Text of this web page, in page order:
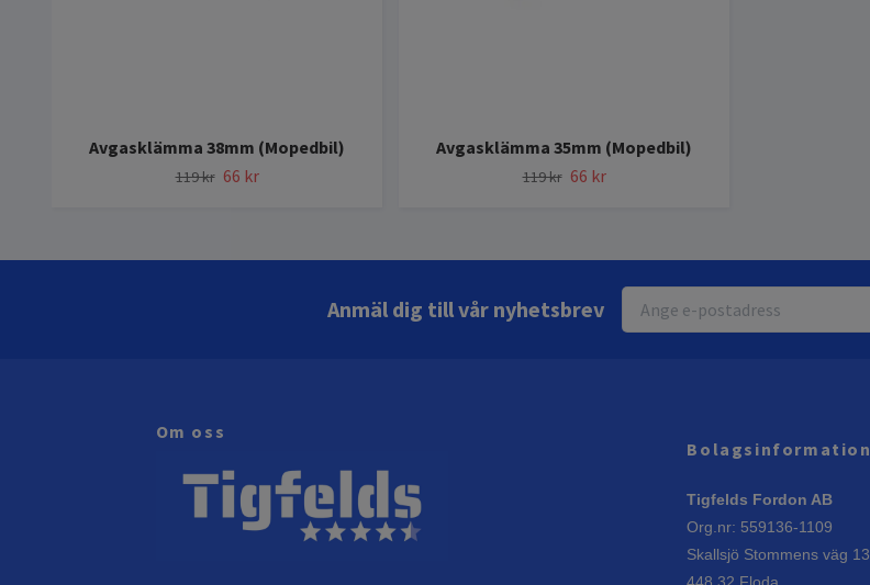
Avgasklämma 38mm (Mopedbil)
119 kr 66 kr
Avgasklämma 35mm (Mopedbil)
119 kr 66 kr
Anmäl dig till vår nyhetsbrev
Om oss
Bolagsinformation
Tigfelds Fordon AB
Org.nr: 559136-1109
Skallsjö Stommens väg 13
448 32 Floda